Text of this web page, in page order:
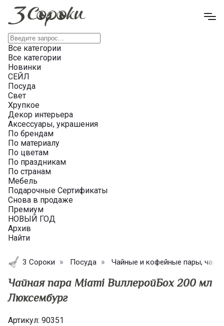
Все категории
Все категории
Новинки
СЕЙЛ
Посуда
Свет
Хрупкое
Декор интерьера
Аксессуары, украшения
По брендам
По материалу
По цветам
По праздникам
По странам
Мебель
Подарочные Сертификаты
Снова в продаже
Премиум
НОВЫЙ ГОД
Архив
Найти
3 Сороки Посуда Чайные и кофейные пары,
Чайная пара Miami ВиллеройБох 200 мл
Люксембург
Артикул: 90351